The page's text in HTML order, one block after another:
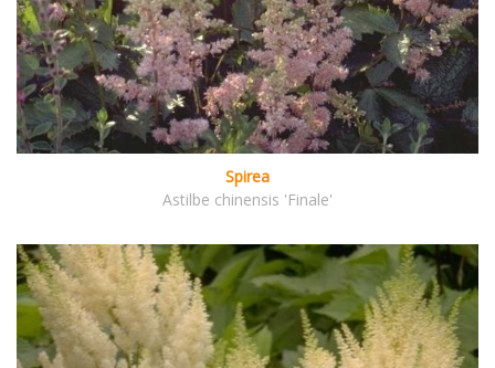
Spirea
Astilbe chinensis 'Finale'